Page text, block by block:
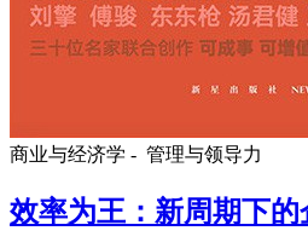
商业与经济学 - 管理与领导力
效率为王：新周期下